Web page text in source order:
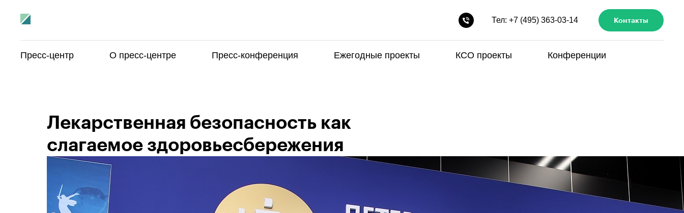
Тел: +7 (495) 363-03-14 Контакты
Пресс-центр О пресс-центре Пресс-конференция Ежегодные проекты КСО проекты Конференции
Лекарственная безопасность как
слагаемое здоровьесбережения